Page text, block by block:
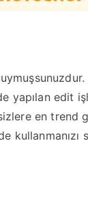
yapılan edit
en trend